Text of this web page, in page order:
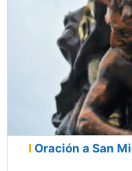
Oración a San